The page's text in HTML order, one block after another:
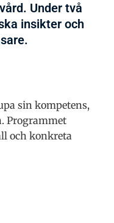
Under två
insikter och
sin kompetens,
Programmet
och konkreta